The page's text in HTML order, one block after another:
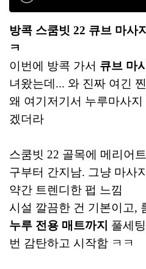
방콕 스쿰빗 22 큐브 마사
ㅋ
이번에 방콕 가서 큐브 마
녀왔는데... 와 진짜 여긴
왜 여기저기서 누루마사
겠더라
스쿰빗 22 골목에 메리어
구부터 간지남. 그냥 마사
약간 트렌디한 펍 느낌
시설 깔끔한 건 기본이고,
누루 전용 매트까지 풀세
번 감탄하고 시작함 ㅋㅋ